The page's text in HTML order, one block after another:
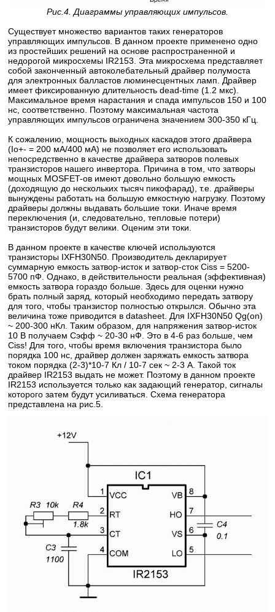
Рис.4. Диаграммы управляющих импульсов.
Существует множество вариантов таких генераторов
управляющих импульсов. В данном проекте применено одно
из простейших решений на основе распространенной и
недорогой микросхемы IR2153. Эта микросхема представляет
собой законченный автоколебательный драйвер полумоста
для электронных балластов люминесцентных ламп. Драйвер
имеет фиксированную длительность dead-time (1.2 мкс).
Максимальное время нарастания и спада импульсов 150 и 100
нс, соответственно. Поэтому максимальная частота
управляющих импульсов ограничена значением 300-350 кГц.
К сожалению, мощность выходных каскадов этого драйвера
(Io+- = 200 мА/400 мА) не позволяет его использовать
непосредственно в качестве драйвера затворов полевых
транзисторов нашего инвертора. Причина в том, что затворы
мощных MOSFET-ов имеют довольно большую емкость
(доходящую до нескольких тысяч пикофарад), т.е. драйверы
вынуждены работать на большую емкостную нагрузку. Поэтому
драйверы должны выдавать большие токи. Иначе время
переключения (и, следовательно, тепловые потери)
транзисторов будут велики. Оценим эти токи.
В данном проекте в качестве ключей используются
транзисторы IXFH30N50. Производитель декларирует
суммарную емкость затвор-исток и затвор-сток Ciss = 5200-
5700 пФ. Однако, в действительности реальная (эффективная)
емкость затвора гораздо больше. Здесь для оценки нужно
брать полный заряд, который необходимо передать затвору
для того, чтобы транзистор полностью открылся. Обычно эта
величина тоже приводится в datasheet. Для IXFH30N50 Qg(on)
~ 200-300 нКл. Таким образом, для напряжения затвор-исток
10 В получаем Cэфф ~ 20-30 нФ. Это в 4-6 раз больше, чем
Ciss! Для того, чтобы время включения транзистора было
порядка 100 нс, драйвер должен заряжать емкость затвора
током порядка (2-3)*10-7 Кл / 10-7 сек ~ 2-3 A. Такой ток
драйвер IR2153 выдать не может. Поэтому в данном проекте
IR2153 используется только как задающий генератор, сигналы
которого затем будут усиливаться. Схема генератора
представлена на рис.5.